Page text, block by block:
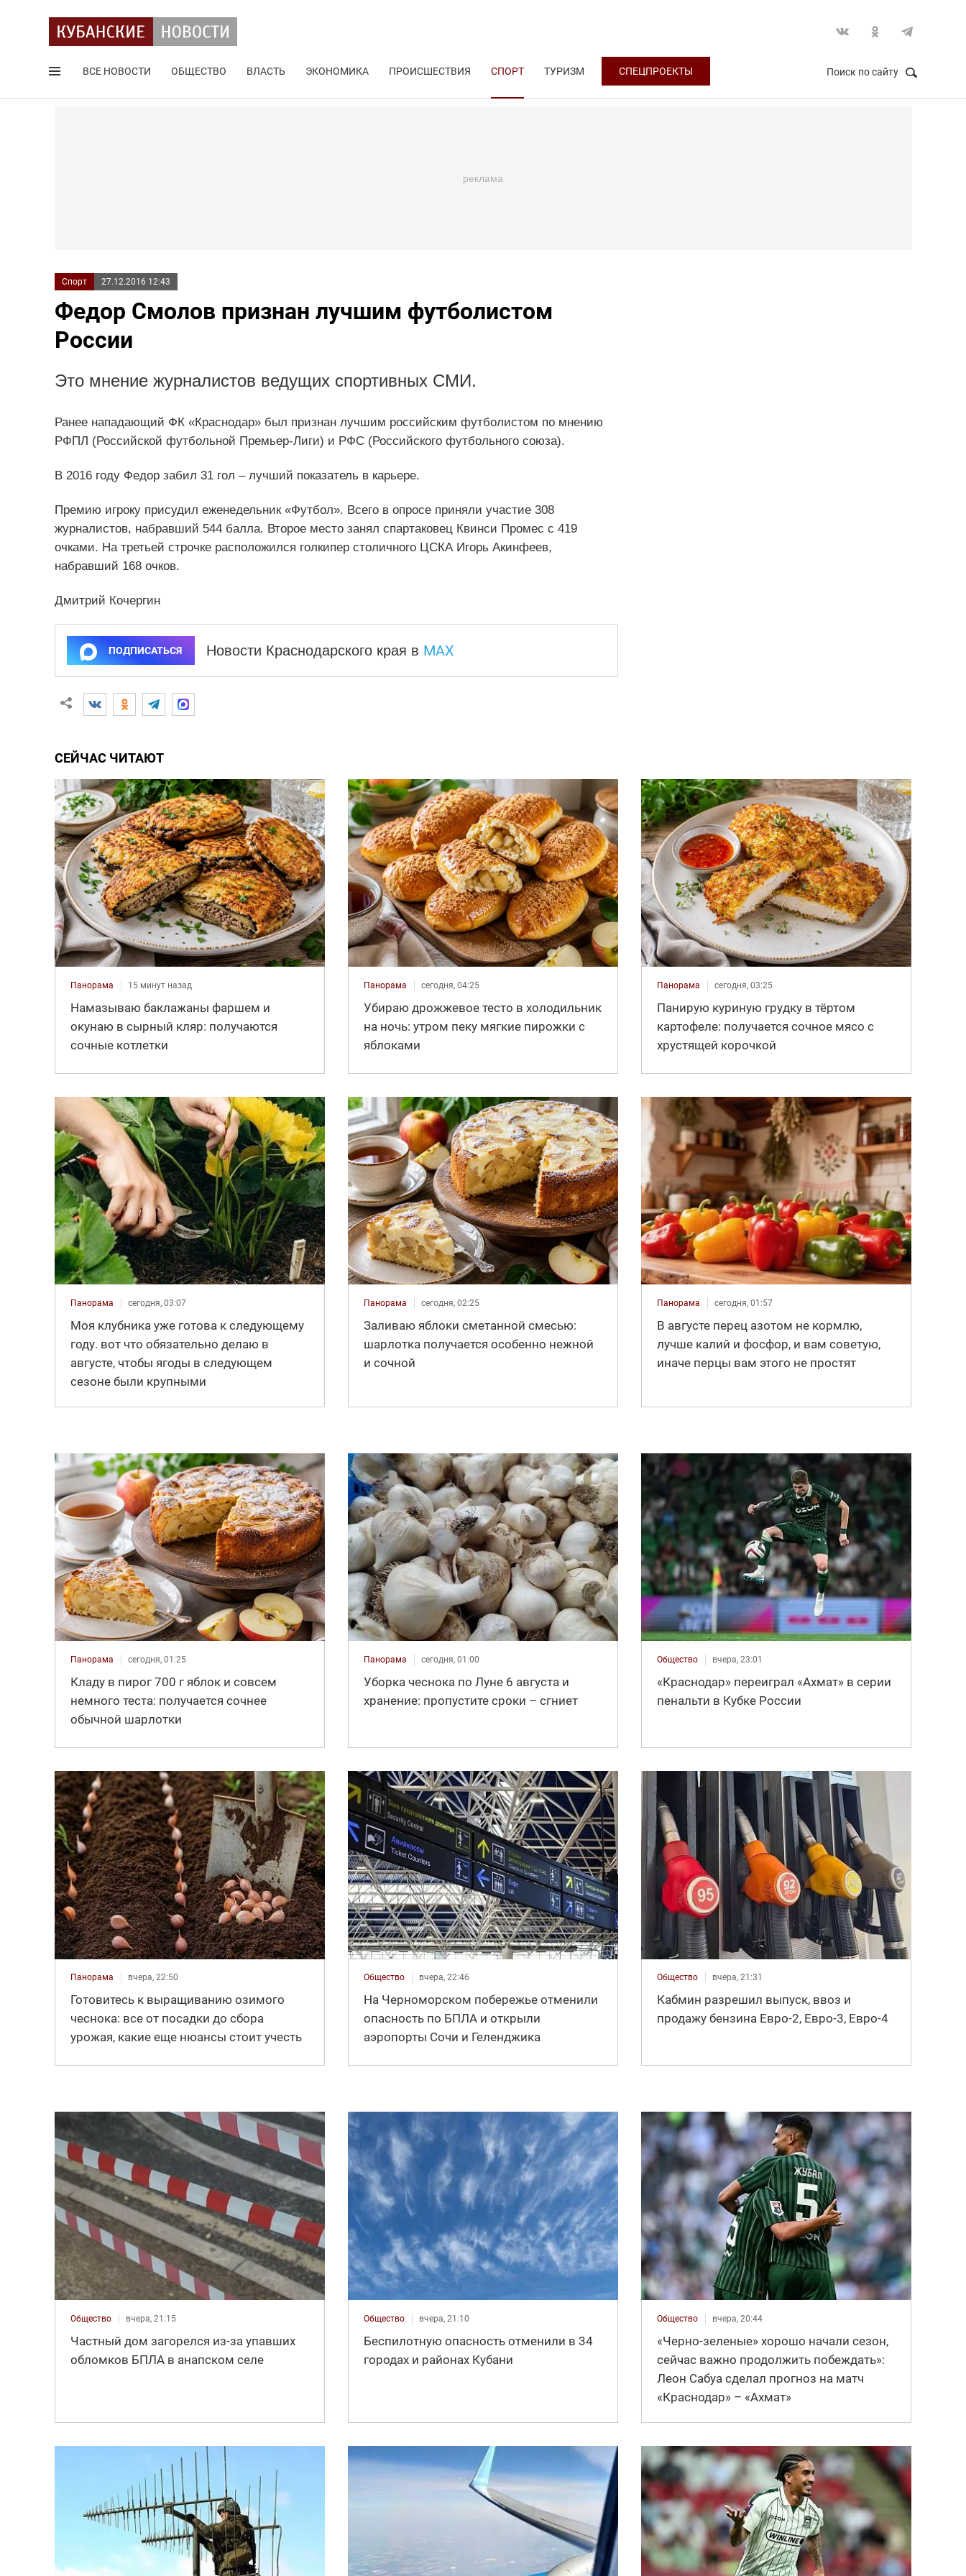
ВСЕ НОВОСТИ ОБЩЕСТВО ВЛАСТЬ ЭКОНОМИКА ПРОИСШЕСТВИЯ СПОРТ ТУРИЗМ СПЕЦПРОЕКТЫ Поиск по сайту
Спорт 27.12.2016 12:43
Федор Смолов признан лучшим футболистом
России
Это мнение журналистов ведущих спортивных СМИ.
Ранее нападающий ФК «Краснодар» был признан лучшим российским футболистом по мнению
РФПЛ (Российской футбольной Премьер-Лиги) и РФС (Российского футбольного союза).
В 2016 году Федор забил 31 гол – лучший показатель в карьере.
Премию игроку присудил еженедельник «Футбол». Всего в опросе приняли участие 308
журналистов, набравший 544 балла. Второе место занял спартаковец Квинси Промес с 419
очками. На третьей строчке расположился голкипер столичного ЦСКА Игорь Акинфеев,
набравший 168 очков.
Дмитрий Кочергин
ПОДПИСАТЬСЯ Новости Краснодарского края в MAX
СЕЙЧАС ЧИТАЮТ
Панорама 15 минут назад
Намазываю баклажаны фаршем и
окунаю в сырный кляр: получаются
сочные котлетки
Панорама сегодня, 04:25
Убираю дрожжевое тесто в холодильник
на ночь: утром пеку мягкие пирожки с
яблоками
Панорама сегодня, 03:25
Панирую куриную грудку в тёртом
картофеле: получается сочное мясо с
хрустящей корочкой
Панорама сегодня, 03:07
Моя клубника уже готова к следующему
году. вот что обязательно делаю в
августе, чтобы ягоды в следующем
сезоне были крупными
Панорама сегодня, 02:25
Заливаю яблоки сметанной смесью:
шарлотка получается особенно нежной
и сочной
Панорама сегодня, 01:57
В августе перец азотом не кормлю,
лучше калий и фосфор, и вам советую,
иначе перцы вам этого не простят
Панорама сегодня, 01:25
Кладу в пирог 700 г яблок и совсем
немного теста: получается сочнее
обычной шарлотки
Панорама сегодня, 01:00
Уборка чеснока по Луне 6 августа и
хранение: пропустите сроки – сгниет
Общество вчера, 23:01
«Краснодар» переиграл «Ахмат» в серии
пенальти в Кубке России
Панорама вчера, 22:50
Готовитесь к выращиванию озимого
чеснока: все от посадки до сбора
урожая, какие еще нюансы стоит учесть
Общество вчера, 22:46
На Черноморском побережье отменили
опасность по БПЛА и открыли
аэропорты Сочи и Геленджика
Общество вчера, 21:31
Кабмин разрешил выпуск, ввоз и
продажу бензина Евро-2, Евро-3, Евро-4
Общество вчера, 21:15
Частный дом загорелся из-за упавших
обломков БПЛА в анапском селе
Общество вчера, 21:10
Беспилотную опасность отменили в 34
городах и районах Кубани
Общество вчера, 20:44
«Черно-зеленые» хорошо начали сезон,
сейчас важно продолжить побеждать»:
Леон Сабуа сделал прогноз на матч
«Краснодар» – «Ахмат»